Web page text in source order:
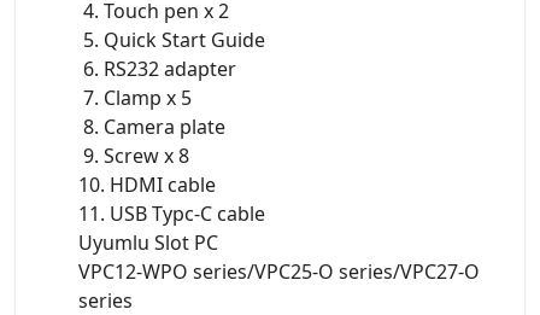
4. Touch pen x 2
5. Quick Start Guide
6. RS232 adapter
7. Clamp x 5
8. Camera plate
9. Screw x 8
10. HDMI cable
11. USB Typc-C cable
Uyumlu Slot PC
VPC12-WPO series/VPC25-O series/VPC27-O
series